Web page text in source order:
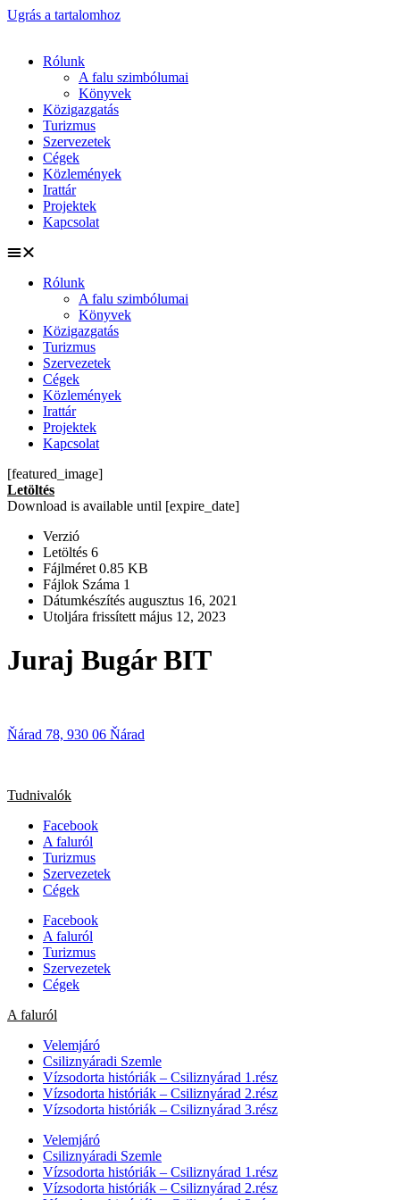
Ugrás a tartalomhoz
Rólunk
A falu szimbólumai
Könyvek
Közigazgatás
Turizmus
Szervezetek
Cégek
Közlemények
Irattár
Projektek
Kapcsolat
Rólunk
A falu szimbólumai
Könyvek
Közigazgatás
Turizmus
Szervezetek
Cégek
Közlemények
Irattár
Projektek
Kapcsolat
[featured_image]
Letöltés
Download is available until [expire_date]
Verzió
Letöltés 6
Fájlméret 0.85 KB
Fájlok Száma 1
Dátumkészítés augusztus 16, 2021
Utoljára frissített május 12, 2023
Juraj Bugár BIT
Ňárad 78, 930 06 Ňárad
Tudnivalók
Facebook
A faluról
Turizmus
Szervezetek
Cégek
Facebook
A faluról
Turizmus
Szervezetek
Cégek
A faluról
Velemjáró
Csiliznyáradi Szemle
Vízsodorta históriák – Csiliznyárad 1.rész
Vízsodorta históriák – Csiliznyárad 2.rész
Vízsodorta históriák – Csiliznyárad 3.rész
Velemjáró
Csiliznyáradi Szemle
Vízsodorta históriák – Csiliznyárad 1.rész
Vízsodorta históriák – Csiliznyárad 2.rész